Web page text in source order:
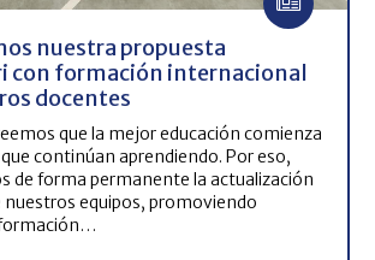
nuestra propuesta
con formación internacional
docentes
que la mejor educación comienza
continúan aprendiendo. Por eso,
de forma permanente la actualización
nuestros equipos, promoviendo